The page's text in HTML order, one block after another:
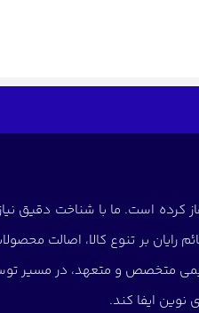
کرده است. ما با شناخت دقیق
رایان بر تنوع کالا، اصالت
تیمی متخصص و متعهد، در مسیر
ایفا کند.